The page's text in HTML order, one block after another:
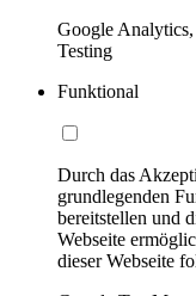
Google
Testing
Funktional
Durch das
grundlegenden
bereitstellen und
Webseite
dieser Webseite